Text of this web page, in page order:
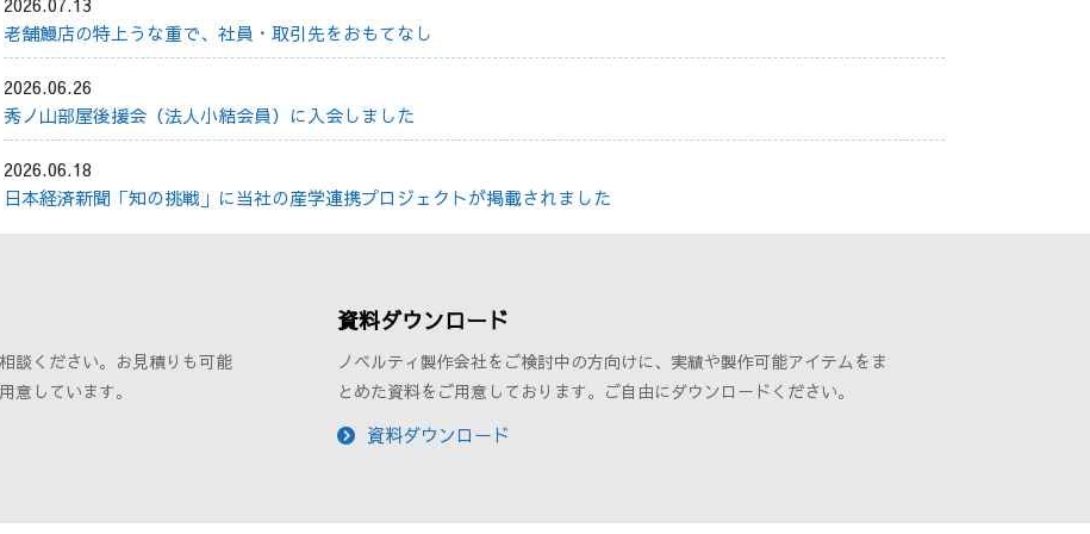
老舗鰻店の特上うな重で、社員・取引先をおもてなし
2026.06.26
秀ノ山部屋後援会（法人小結会員）に入会しました
2026.06.18
日本経済新聞「知の挑戦」に当社の産学連携プロジェクトが掲載されました
談ください。お見積りも可能
意しています。
資料ダウンロード
ノベルティ製作会社をご検討中の方向けに、実績や製作可能アイテムをま
とめた資料をご用意しております。ご自由にダウンロードください。
資料ダウンロード